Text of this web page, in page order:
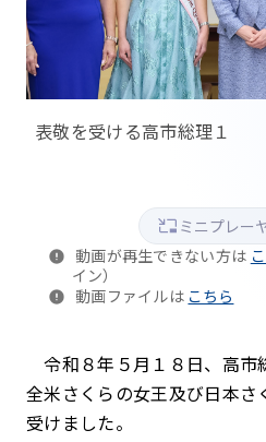
表敬を受ける高市総理１
動画が再生できない方は
イン）
動画ファイルは こちら
ミニプレー
令和８年５月１８日、高市
全米さくらの女王及び日本さ
受けました。